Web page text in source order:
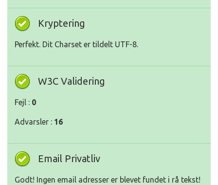
Kryptering
Perfekt. Dit Charset er tildelt UTF-8.
W3C Validering
Fejl : 0
Advarsler : 16
Email Privatliv
Godt! Ingen email adresser er blevet fundet i rå tekst!